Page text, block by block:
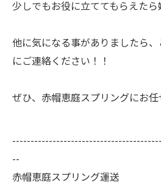
少しでもお役に立ててもらえた
他に気になる事がありましたら
にご連絡ください！！
ぜひ、赤帽恵庭スプリングにお任
--
赤帽恵庭スプリング運送